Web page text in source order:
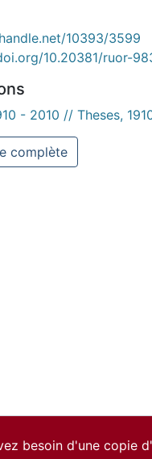
10393/3599
10.20381/ruor-
- 2010 // Theses,
complète
besoin d'une copie